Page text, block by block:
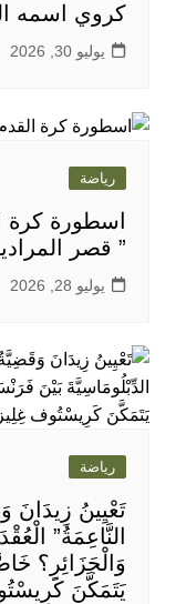
كروي اسمه
يوليو 30, 2026
رياضة
اسطورة كرة
” قصر
يوليو 28, 2026
رياضة
تَعْيِينُ زِيدَانَ
النَّاعِمَةُ”
وَالْجَزَائِرِ؟
يَتَمَكَّنَ